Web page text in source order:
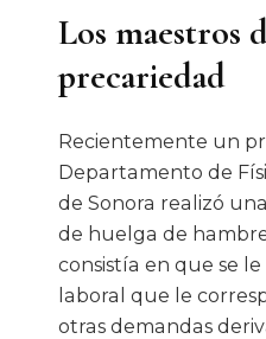
Los maestros
precariedad
Recientemente un
Departamento de
de Sonora realizó
de huelga de
consistía en que se
laboral que le
otras demandas